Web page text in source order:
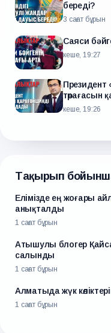
береді?
3 сағат бұрын
Саяси
кеше, 19:27
Президент
төрағасын
кеше, 19:26
Тақырып
Елімізде ең жоғары
анықталды
1 сағат бұрын
Атышулы блогер
салынды
1 сағат бұрын
Алматыда жүк
1 сағат бұрын